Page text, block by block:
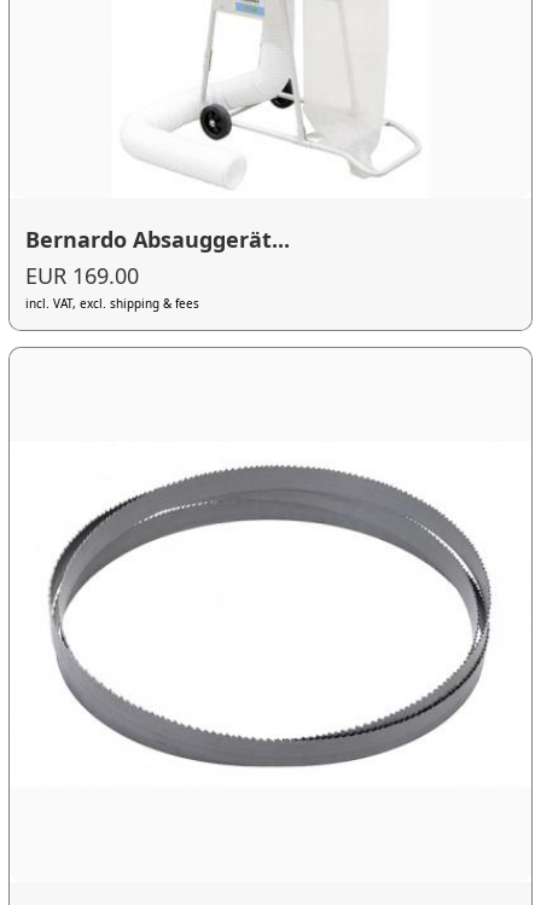
Bernardo Absauggerät...
EUR 169.00
incl. VAT, excl. shipping & fees